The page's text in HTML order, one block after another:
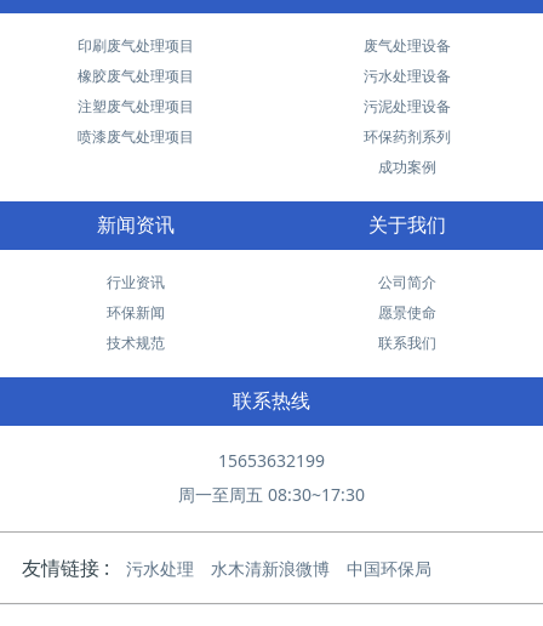
印刷废气处理项目
橡胶废气处理项目
注塑废气处理项目
喷漆废气处理项目
废气处理设备
污水处理设备
污泥处理设备
环保药剂系列
成功案例
新闻资讯
行业资讯
环保新闻
技术规范
关于我们
公司简介
愿景使命
联系我们
联系热线
15653632199
周一至周五 08:30~17:30
友情链接 : 污水处理 水木清新浪微博 中国环保局